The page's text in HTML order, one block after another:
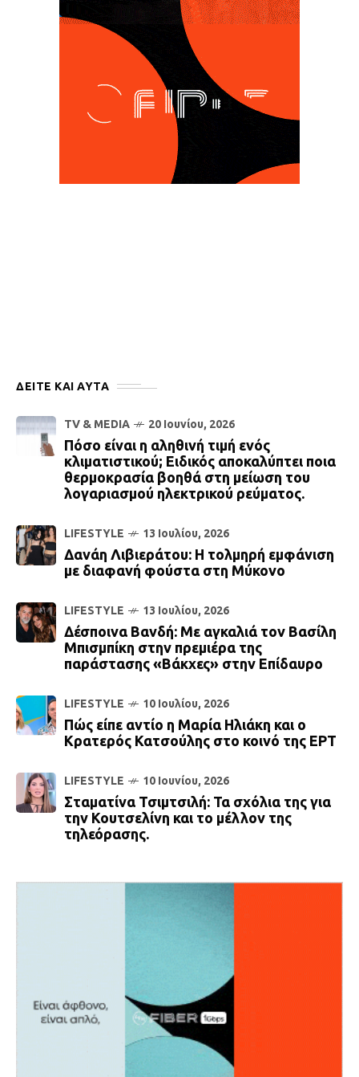
ΔΕΙΤΕ ΚΑΙ ΑΥΤΆ
TV & MEDIA 20 Ιουνίου, 2026
Πόσο είναι η αληθινή τιμή ενός
κλιματιστικού; Ειδικός αποκαλύπτει ποια
θερμοκρασία βοηθά στη μείωση του
λογαριασμού ηλεκτρικού ρεύματος.
LIFESTYLE 13 Ιουλίου, 2026
Δανάη Λιβιεράτου: Η τολμηρή εμφάνιση
με διαφανή φούστα στη Μύκονο
LIFESTYLE 13 Ιουλίου, 2026
Δέσποινα Βανδή: Με αγκαλιά τον Βασίλη
Μπισμπίκη στην πρεμιέρα της
παράστασης «Βάκχες» στην Επίδαυρο
LIFESTYLE 10 Ιουλίου, 2026
Πώς είπε αντίο η Μαρία Ηλιάκη και ο
Κρατερός Κατσούλης στο κοινό της ΕΡΤ
LIFESTYLE 10 Ιουνίου, 2026
Σταματίνα Τσιμτσιλή: Τα σχόλια της για
την Κουτσελίνη και το μέλλον της
τηλεόρασης.